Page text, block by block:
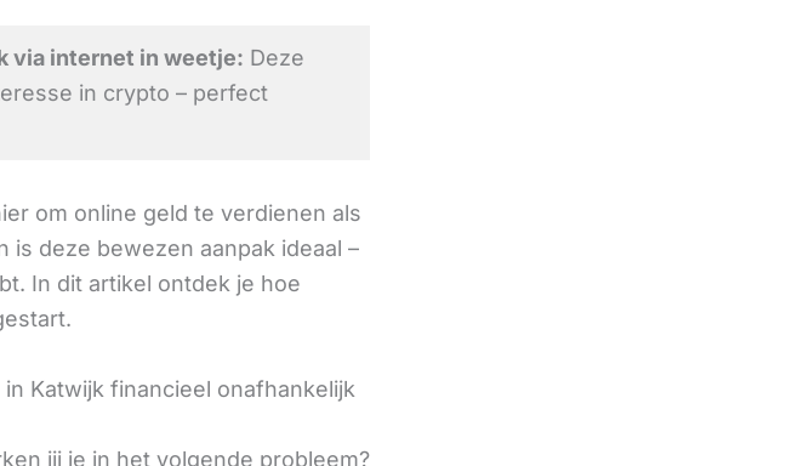
via internet in weetje: Deze
in crypto – perfect
om online geld te verdienen als
is deze bewezen aanpak ideaal –
In dit artikel ontdek je hoe
Katwijk financieel onafhankelijk
jij je in het volgende probleem?